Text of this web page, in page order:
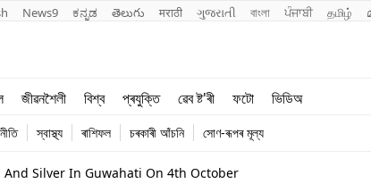
News9 ಕನ್ನಡ తెలుగు मराठी ગુજરાતી বাংলা ਪੰਜਾਬੀ தமிழ்
জীৱনশৈলী বিশ্ব প্ৰযুক্তি ৱেব ষ্ট'ৰী ফটো ভিডিঅ
খেল
জীৱনশৈলী
স্বাস্থ্য ৰাশিফল চৰকাৰী আঁচনি সোণ-ৰূপৰ মূল্য
And Silver In Guwahati On 4th October